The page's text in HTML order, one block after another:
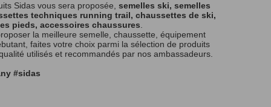
Sidas vous sera proposée, semelles ski, semelles
techniques running trail, chaussettes de ski,
pieds, accessoires chaussures
la meilleure semelle, chaussette, équipement
faites votre choix parmi la sélection de produits
utilisés et recommandés par nos ambassadeurs.
#sidas